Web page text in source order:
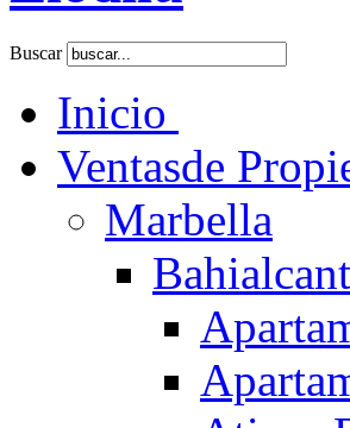
Buscar
Inicio
Ventasde
Marbella